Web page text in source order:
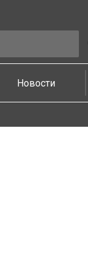
Новости